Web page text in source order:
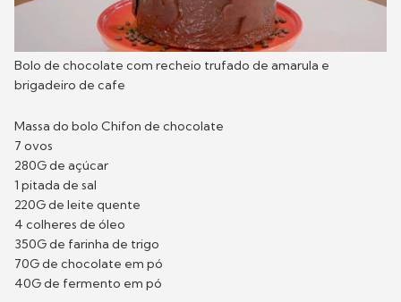
Bolo de chocolate com recheio trufado de amarula e
brigadeiro de cafe
Massa do bolo Chifon de chocolate
7 ovos
280G de açúcar
1 pitada de sal
220G de leite quente
4 colheres de óleo
350G de farinha de trigo
70G de chocolate em pó
40G de fermento em pó